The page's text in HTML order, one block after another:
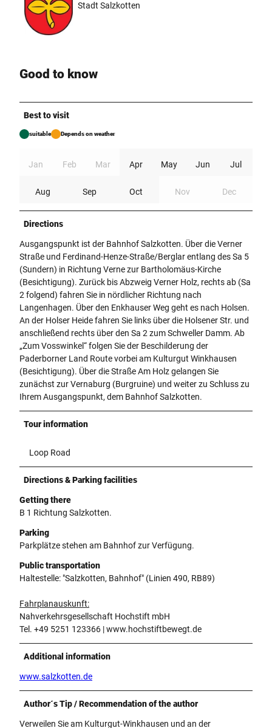
Stadt Salzkotten
Good to know
Best to visit
suitable Depends on weather
Jan Feb Mar Apr May Jun Jul
Aug Sep Oct Nov Dec
Directions
Ausgangspunkt ist der Bahnhof Salzkotten. Über die Verner
Straße und Ferdinand-Henze-Straße/Berglar entlang des Sa 5
(Sundern) in Richtung Verne zur Bartholomäus-Kirche
(Besichtigung). Zurück bis Abzweig Verner Holz, rechts ab (Sa
2 folgend) fahren Sie in nördlicher Richtung nach
Langenhagen. Über den Enkhauser Weg geht es nach Holsen.
An der Holser Heide fahren Sie links über die Holsener Str. und
anschließend rechts über den Sa 2 zum Schweller Damm. Ab
„Zum Vosswinkel“ folgen Sie der Beschilderung der
Paderborner Land Route vorbei am Kulturgut Winkhausen
(Besichtigung). Über die Straße Am Holz gelangen Sie
zunächst zur Vernaburg (Burgruine) und weiter zu Schluss zu
Ihrem Ausgangspunkt, dem Bahnhof Salzkotten.
Tour information
Loop Road
Directions & Parking facilities
Getting there
B 1 Richtung Salzkotten.
Parking
Parkplätze stehen am Bahnhof zur Verfügung.
Public transportation
Haltestelle: "Salzkotten, Bahnhof" (Linien 490, RB89)
Fahrplanauskunft:
Nahverkehrsgesellschaft Hochstift mbH
Tel. +49 5251 123366 | www.hochstiftbewegt.de
Additional information
www.salzkotten.de
Author´s Tip / Recommendation of the author
Verweilen Sie am Kulturgut-Winkhausen und an der